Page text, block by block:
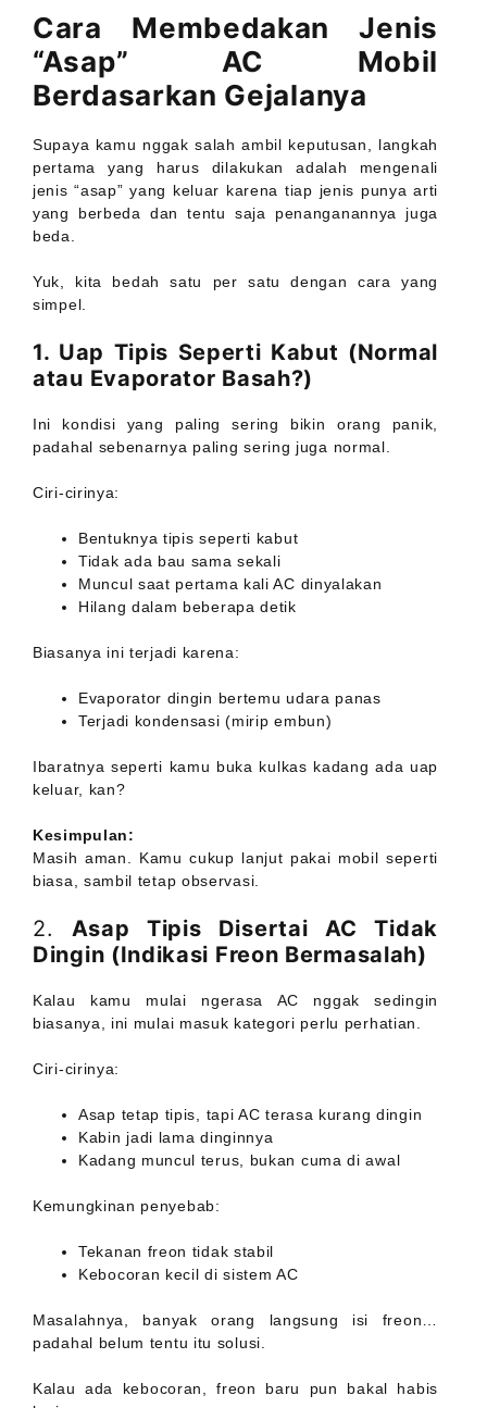
Cara Membedakan Jenis
“Asap” AC Mobil
Berdasarkan Gejalanya
Supaya kamu nggak salah ambil keputusan, langkah
pertama yang harus dilakukan adalah mengenali
jenis “asap” yang keluar karena tiap jenis punya arti
yang berbeda dan tentu saja penanganannya juga
beda.
Yuk, kita bedah satu per satu dengan cara yang
simpel.
1. Uap Tipis Seperti Kabut (Normal
atau Evaporator Basah?)
Ini kondisi yang paling sering bikin orang panik,
padahal sebenarnya paling sering juga normal.
Ciri-cirinya:
Bentuknya tipis seperti kabut
Tidak ada bau sama sekali
Muncul saat pertama kali AC dinyalakan
Hilang dalam beberapa detik
Biasanya ini terjadi karena:
Evaporator dingin bertemu udara panas
Terjadi kondensasi (mirip embun)
Ibaratnya seperti kamu buka kulkas kadang ada uap
keluar, kan?
Kesimpulan:
Masih aman. Kamu cukup lanjut pakai mobil seperti
biasa, sambil tetap observasi.
2. Asap Tipis Disertai AC Tidak
Dingin (Indikasi Freon Bermasalah)
Kalau kamu mulai ngerasa AC nggak sedingin
biasanya, ini mulai masuk kategori perlu perhatian.
Ciri-cirinya:
Asap tetap tipis, tapi AC terasa kurang dingin
Kabin jadi lama dinginnya
Kadang muncul terus, bukan cuma di awal
Kemungkinan penyebab:
Tekanan freon tidak stabil
Kebocoran kecil di sistem AC
Masalahnya, banyak orang langsung isi freon…
padahal belum tentu itu solusi.
Kalau ada kebocoran, freon baru pun bakal habis